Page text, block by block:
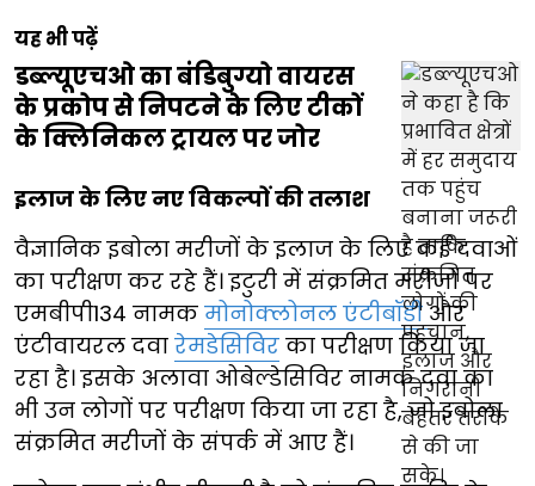
यह भी पढ़ें
डब्ल्यूएचओ का बंडिबुग्यो वायरस
के प्रकोप से निपटने के लिए टीकों
के क्लिनिकल ट्रायल पर जोर
इलाज के लिए नए विकल्पों की तलाश
वैज्ञानिक इबोला मरीजों के इलाज के लिए कई दवाओं
का परीक्षण कर रहे हैं। इटुरी में संक्रमित मरीजों पर
एमबीपी134 नामक मोनोक्लोनल एंटीबॉडीऔर
एंटीवायरल दवा रेमडेसिविर का परीक्षण किया जा
रहा है। इसके अलावा ओबेल्डेसिविर नामक दवा का
भी उन लोगों पर परीक्षण किया जा रहा है, जो इबोला
संक्रमित मरीजों के संपर्क में आए हैं।